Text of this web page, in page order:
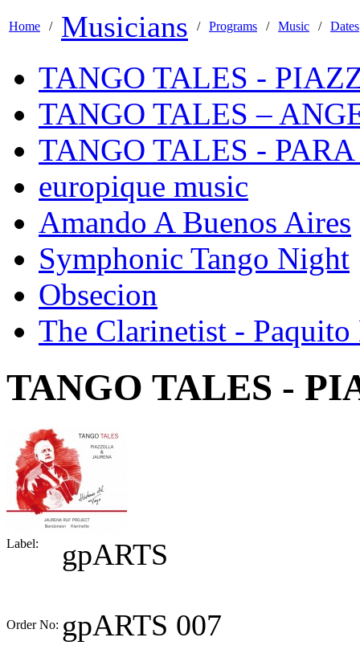
Home / Musicians / Programs / Music / Dates
TANGO TALES -
TANGO TALES –
TANGO TALES -
europique music
Amando A Buenos Aires
Symphonic Tango Night
Obsecion
The Clarinetist - Paquito
TANGO TALES -
Label: gpARTS
Order No: gpARTS 007